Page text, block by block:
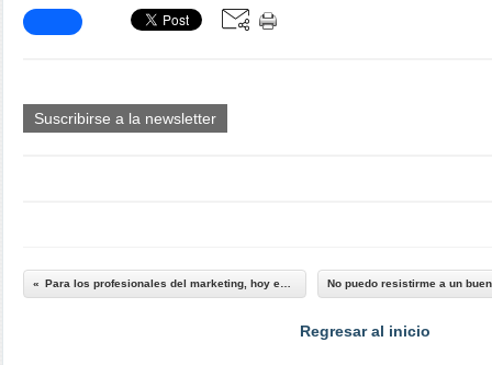
Suscribirse a la newsletter
Regresar al inicio